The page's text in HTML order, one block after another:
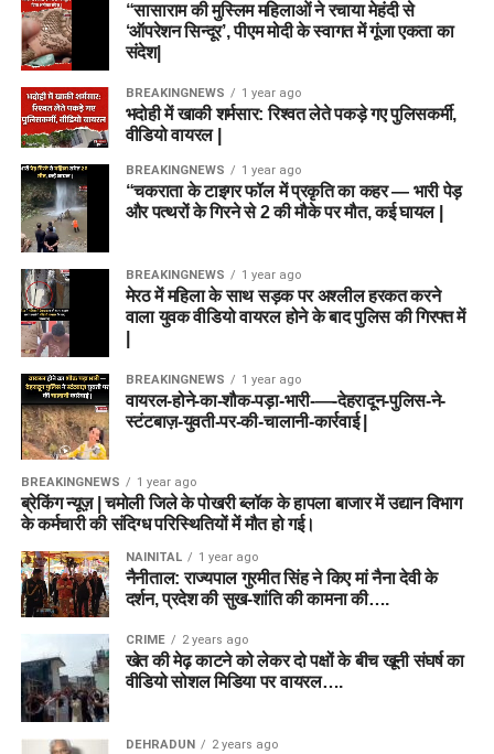
“सासाराम की मुस्लिम महिलाओं ने रचाया मेहंदी से
‘ऑपरेशन सिन्दूर’, पीएम मोदी के स्वागत में गूंजा एकता का
संदेश|
BREAKINGNEWS 1 year ago
भदोही में खाकी शर्मसार: रिश्वत लेते पकड़े गए पुलिसकर्मी,
वीडियो वायरल |
BREAKINGNEWS 1 year ago
“चकराता के टाइगर फॉल में प्रकृति का कहर — भारी पेड़
और पत्थरों के गिरने से 2 की मौके पर मौत, कई घायल |
BREAKINGNEWS 1 year ago
मेरठ में महिला के साथ सड़क पर अश्लील हरकत करने
वाला युवक वीडियो वायरल होने के बाद पुलिस की गिरफ्त में
BREAKINGNEWS 1 year ago
वायरल-होने-का-शौक-पड़ा-भारी-—-देहरादून-पुलिस-ने-
स्टंटबाज़-युवती-पर-की-चालानी-कार्रवाई |
BREAKINGNEWS 1 year ago
ब्रेकिंग न्यूज़ | चमोली जिले के पोखरी ब्लॉक के हापला बाजार में उद्यान विभाग
के कर्मचारी की संदिग्ध परिस्थितियों में मौत हो गई।
NAINITAL 1 year ago
नैनीताल: राज्यपाल गुरमीत सिंह ने किए मां नैना देवी के
दर्शन, प्रदेश की सुख-शांति की कामना की….
CRIME 2 years ago
खेत की मेढ़ काटने को लेकर दो पक्षों के बीच खूनी संघर्ष का
वीडियो सोशल मिडिया पर वायरल….
DEHRADUN 2 years ago